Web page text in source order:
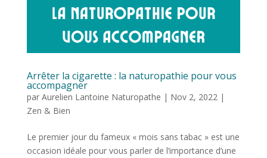
Arrêter la cigarette : la naturopathie pour vous
accompagner
par Aurelien Lantoine Naturopathe | Nov 2, 2022|
Zen & Bien
Le premier jour du fameux « mois sans tabac » est une
occasion idéale pour vous parler de l’importance d’une